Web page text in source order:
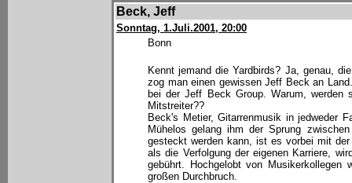
Beck, Jeff
Sonntag, 1.Juli.2001, 20:00
Bonn
Kennt jemand die Yardbirds? Ja, genau,
zog man einen gewissen Jeff Beck an
bei der Jeff Beck Group. Warum,
Mitstreiter??
Beck's Metier, Gitarrenmusik in jedweder
Mühelos gelang ihm der Sprung
gesteckt werden kann, ist es vorbei mit
als die Verfolgung der eigenen Karriere,
gebührt. Hochgelobt von
großen Durchbruch.